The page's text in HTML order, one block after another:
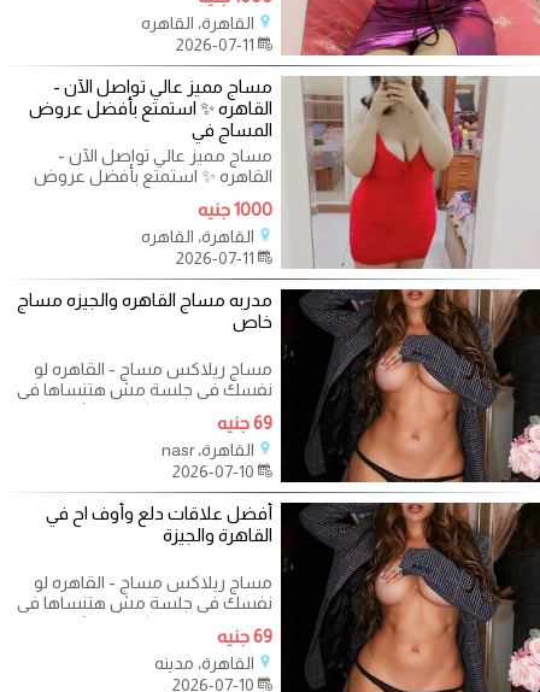
التعب
القاهرة، القاهره
مساج مميز عالي تواصل الآن -
القاهره ✨ استمتع بأفضل عروض
المساج في
مساج مميز عالي تواصل الآن -
القاهره ✨ استمتع بأفضل عروض
المساج في القاهرة والجيزة
والإسكندرية! ✨
1000 جنيه
القاهرة، القاهره
مدربه مساج القاهره والجيزه مساج
خاص
مساج ريلاكس مساج - القاهره لو
نفسك فى جلسة مش هتنساها فى
حياتك يبقي لازم تكلمنى عشان
جلساتنا كلها
69 جنيه
القاهرة، nasr
أفضل علاقات دلع وأوف اح في
القاهرة والجيزة
مساج ريلاكس مساج - القاهره لو
نفسك فى جلسة مش هتنساها فى
حياتك يبقي لازم تكلمنى عشان
جلساتنا كلها
69 جنيه
القاهرة، مدينه